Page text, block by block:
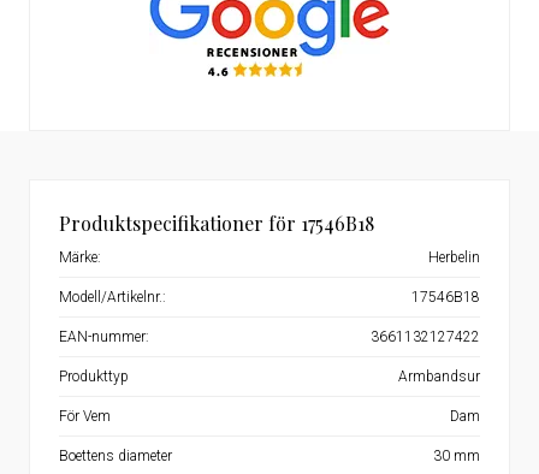
Produktspecifikationer för 17546B18
Märke: Herbelin
Modell/Artikelnr.: 17546B18
EAN-nummer: 3661132127422
Produkttyp Armbandsur
För Vem Dam
Boettens diameter 30 mm